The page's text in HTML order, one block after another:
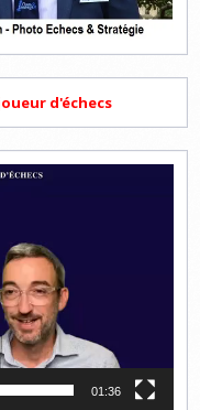
d'échecs
01:36